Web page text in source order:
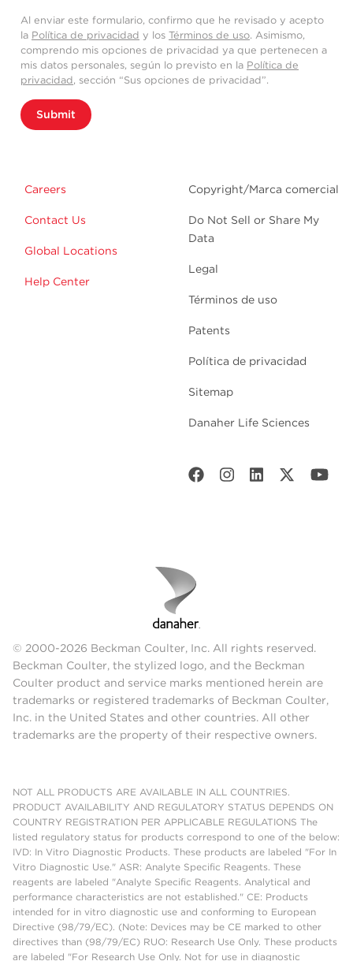
Al enviar este formulario, confirmo que he revisado y acepto
la Política de privacidad y los Términos de uso. Asimismo,
comprendo mis opciones de privacidad ya que pertenecen a
mis datos personales, según lo previsto en la Política de
privacidad, sección “Sus opciones de privacidad”.
Submit
Careers
Contact Us
Global Locations
Help Center
Copyright/Marca comercial
Do Not Sell or Share My
Data
Legal
Términos de uso
Patents
Política de privacidad
Sitemap
Danaher Life Sciences
© 2000-2026 Beckman Coulter, Inc. All rights reserved.
Beckman Coulter, the stylized logo, and the Beckman
Coulter product and service marks mentioned herein are
trademarks or registered trademarks of Beckman Coulter,
Inc. in the United States and other countries. All other
trademarks are the property of their respective owners.
NOT ALL PRODUCTS ARE AVAILABLE IN ALL COUNTRIES.
PRODUCT AVAILABILITY AND REGULATORY STATUS DEPENDS ON
COUNTRY REGISTRATION PER APPLICABLE REGULATIONS The
listed regulatory status for products correspond to one of the below:
IVD: In Vitro Diagnostic Products. These products are labeled "For In
Vitro Diagnostic Use." ASR: Analyte Specific Reagents. These
reagents are labeled "Analyte Specific Reagents. Analytical and
performance characteristics are not established." CE: Products
intended for in vitro diagnostic use and conforming to European
Directive (98/79/EC). (Note: Devices may be CE marked to other
directives than (98/79/EC) RUO: Research Use Only. These products
are labeled "For Research Use Only. Not for use in diagnostic